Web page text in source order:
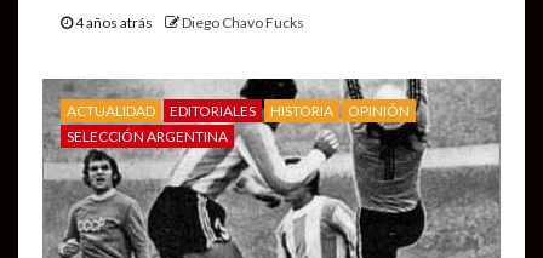
4 años atrás Diego Chavo Fucks
ACTUALIDAD EDITORIALES HISTORIA
OPINIÓN
SELECCIÓN ARGENTINA